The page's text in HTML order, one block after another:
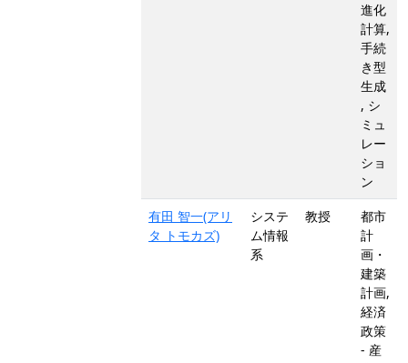
進化
計算,
手続
き型
生成
, シ
ミュ
レー
ショ
ン
有田 智一(アリ
タ トモカズ)
システ
ム情報
系
教授
都市
計
画・
建築
計画,
経済
政策
- 産